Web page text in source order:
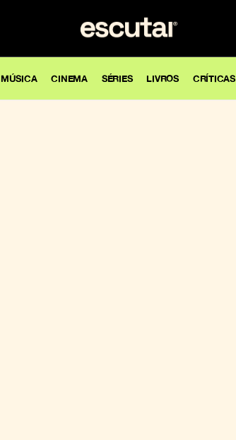
MÚSICA CINEMA SÉRIES LIVROS CRÍTICAS